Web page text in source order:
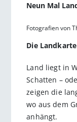
Neun Mal
Fotografien von
Die Landkarte
Land liegt in
Schatten –
zeigen die
wo aus dem
anhängt.